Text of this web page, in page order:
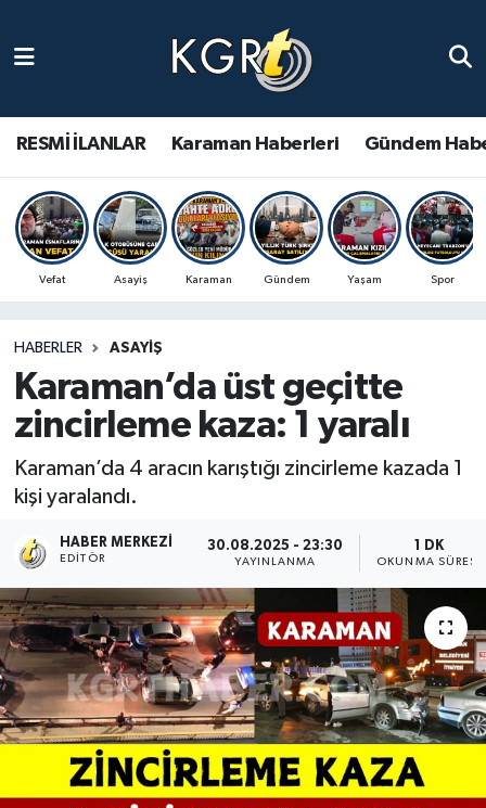
RESMİ İLANLAR Karaman Haberleri Gündem
Vefat Asayiş Karaman Gündem Yaşam Spor
HABERLER ASAYIŞ
Karaman’da üst geçitte
zincirleme kaza: 1 yaralı
Karaman’da 4 aracın karıştığı zincirleme kazada 1
kişi yaralandı.
HABER MERKEZI
EDITÖR
30.08.2025 - 23:30
YAYINLANMA
1 DK
OKUNMA SÜRESI
Gündem Haberleri
Güncel Haberler
Spor Haberleri
Ulusal Haberler
Vefat Edenler